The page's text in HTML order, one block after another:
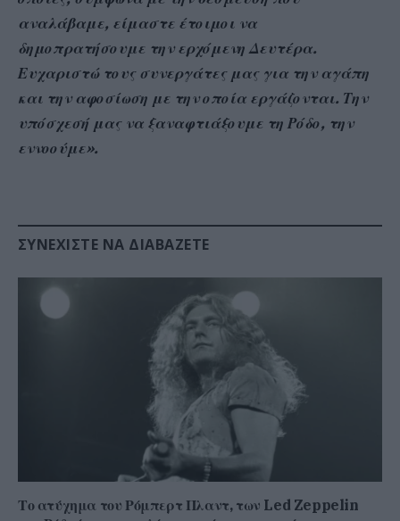
αναλάβαμε, είμαστε έτοιμοι να
δημοπρατήσουμε την ερχόμενη Δευτέρα.
Ευχαριστώ τους συνεργάτες μας για την αγάπη
και την αφοσίωση με την οποία εργάζονται. Την
υπόσχεσή μας να ξαναφτιάξουμε τη Ρόδο, την
εννοούμε».
ΣΥΝΕΧΊΣΤΕ ΝΑ ΔΙΑΒΆΖΕΤΕ
Το ατύχημα του Ρόμπερτ Πλαντ, των Led Zeppelin